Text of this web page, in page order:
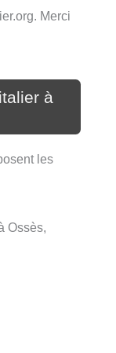
Merci
à
les
Ossès,